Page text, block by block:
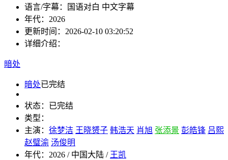
语言/字幕：
国语对白 中文字幕
年代： 2026
更新时间： 2026-02-10 03:20:52
详细介绍：
暗处
暗处已完结
状态： 已完结
类型：
主演： 徐梦洁 王晓赟子 韩浩天 肖旭 张添景 彭皓锋 吕熙
赵璧渝 汤俊明
年代： 2026 / 中国大陆 / 王凯